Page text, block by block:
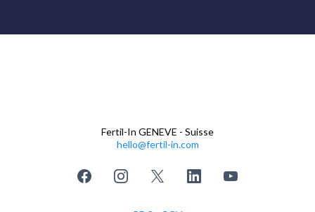
Fertil-In GENEVE - Suisse
hello@fertil-in.com